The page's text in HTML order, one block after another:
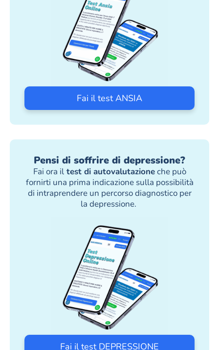
Fai il test ANSIA
Pensi di soffrire di depressione?
Fai ora iltest di autovalutazioneche può
fornirti una prima indicazione sulla possibilità
di intraprendere un percorso diagnostico per
la depressione.
Fai il test DEPRESSIONE